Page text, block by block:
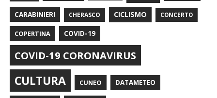
CARABINIERI CHERASCO CICLISMO CONCERTO
COPERTINA COVID-19
COVID-19 CORONAVIRUS
CULTURA CUNEO DATAMETEO